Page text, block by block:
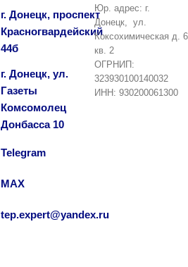
г. Донецк, проспект
Красногвардейский
44б
г. Донецк, ул.
Газеты
Комсомолец
Донбасса 10
Telegram
MAX
tep.expert@yandex.ru
Юр. адрес: г.
Донецк, ул.
Коксохимическая д. 6
кв. 2
ОГРНИП:
323930100140032
ИНН: 930200061300